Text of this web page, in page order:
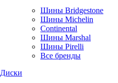
Шины Bridgestone
Шины Michelin
Continental
Шины Marshal
Шины Pirelli
Все бренды
Диски